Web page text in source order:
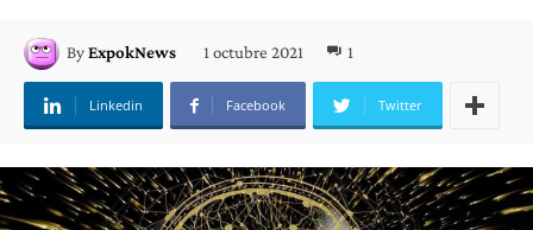
ByExpokNews 1 octubre 2021 1
Linkedin Facebook Twitter